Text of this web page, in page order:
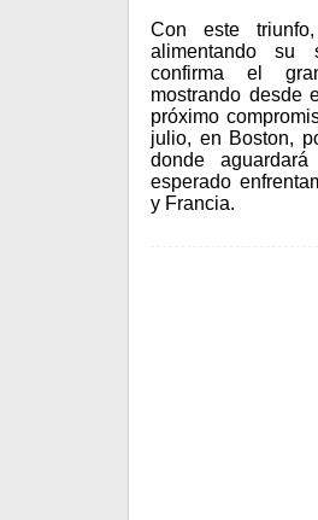
Con este
alimentando su
confirma el
mostrando desde
próximo
julio, en Boston,
donde
esperado
y Francia.